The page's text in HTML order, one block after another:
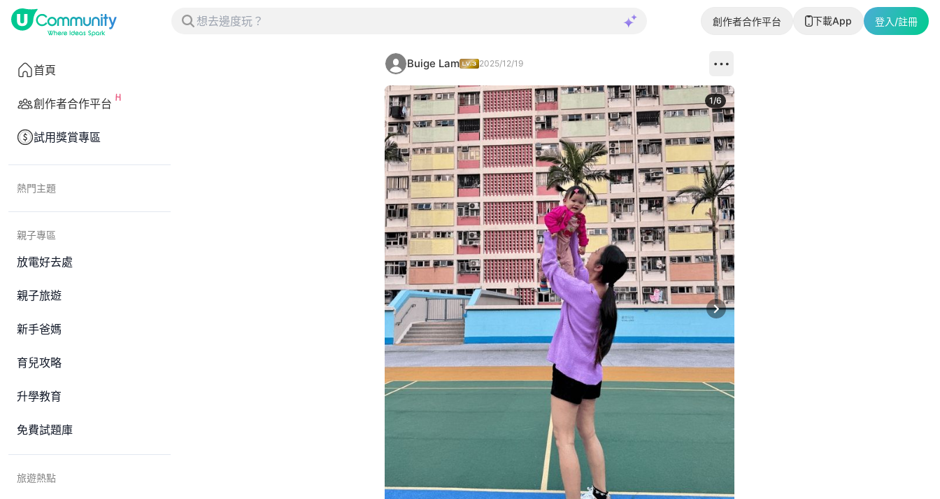
創作者合作平台 下載App 登入/註冊
首頁
創作者合作平台
試用獎賞專區
熱門主題
親子專區
放電好去處
親子旅遊
新手爸媽
育兒攻略
升學教育
免費試題庫
旅遊熱點
Buige Lam 2025/12/19
Next slide
1/6